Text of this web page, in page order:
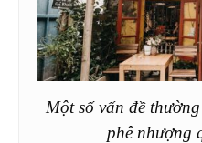
Một số vấn đề
phê nhượng